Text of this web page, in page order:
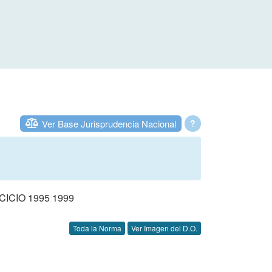
?
Ver Base Jurisprudencia Nacional
1995 1999
Toda la Norma Ver Imagen del D.O.